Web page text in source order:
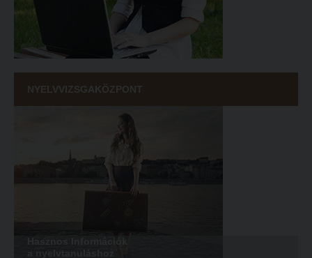
NYELVVIZSGAKÖZPONT